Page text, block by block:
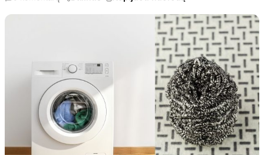
Privatumo politika
Reklamos politika
Slapukų politika
Redakcija
Apie mus
Autoriai